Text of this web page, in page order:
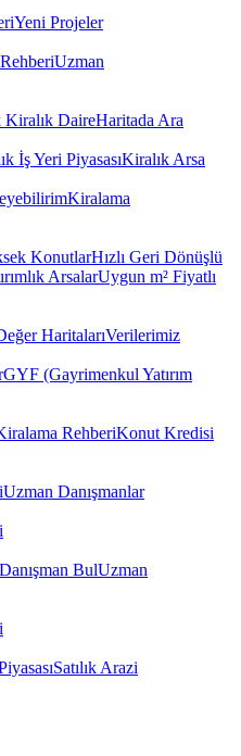
Yeni Projeler
Uzman
Kiralık DaireHaritada Ara
İş Yeri PiyasasıKiralık Arsa
Kiralama
KonutlarHızlı Geri Dönüşlü
ArsalarUygun m² Fiyatlı
HaritalarıVerilerimiz
GYF (Gayrimenkul Yatırım
RehberiKonut Kredisi
Uzman Danışmanlar
Danışman BulUzman
Satılık Arazi